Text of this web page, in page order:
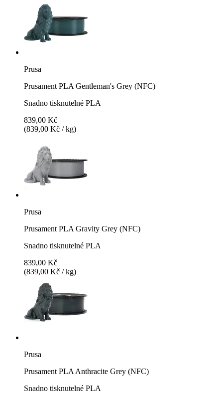
Prusa
Prusament PLA Gentleman's Grey (NFC)
Snadno tisknutelné PLA
839,00 Kč
(839,00 Kč / kg)
Prusa
Prusament PLA Gravity Grey (NFC)
Snadno tisknutelné PLA
839,00 Kč
(839,00 Kč / kg)
Prusa
Prusament PLA Anthracite Grey (NFC)
Snadno tisknutelné PLA